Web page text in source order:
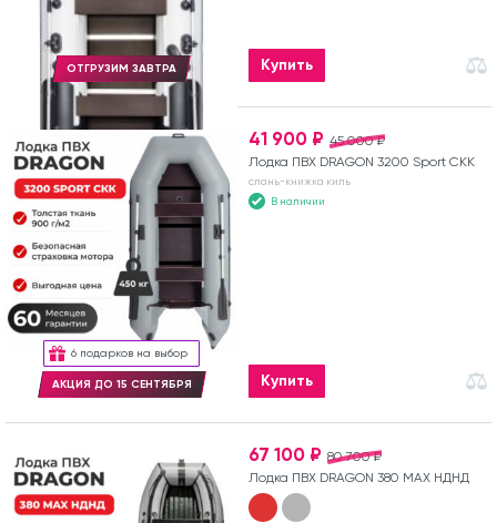
ОТГРУЗИМ ЗАВТРА Купить
6 подарков на выбор
АКЦИЯ ДО 15 СЕНТЯБРЯ
45 000 ₽
41 900 ₽
Лодка ПВХ DRAGON 3200 Sport СКК
слань-книжка киль
В наличии
Купить
80 700 ₽
67 100 ₽
Лодка ПВХ DRAGON 380 MAX НДНД